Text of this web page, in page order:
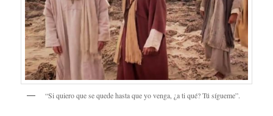
“Si quiero que se quede hasta que yo venga, ¿a ti qué? Tú sígueme”.